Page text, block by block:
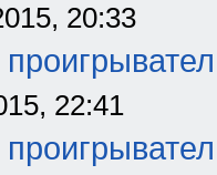
20:33
22:41